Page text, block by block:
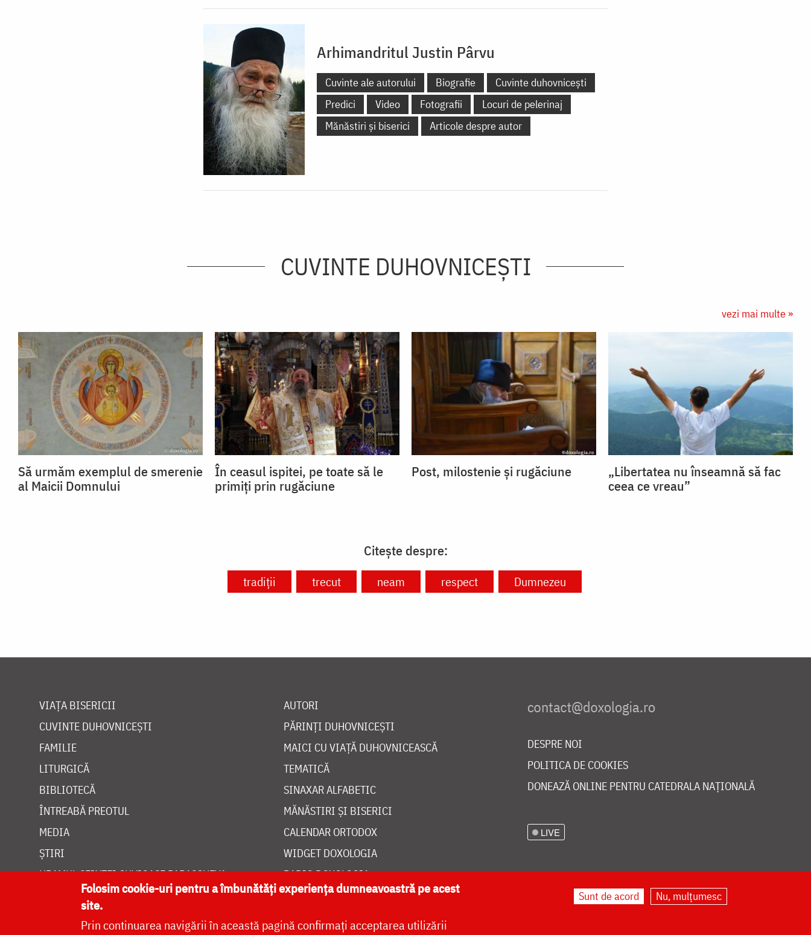
Arhimandritul Justin Pârvu
Cuvinte ale autorului Biografie
Cuvinte duhovnicești
Predici
Video Fotografii
Locuri de pelerinaj
Mănăstiri și biserici
Articole despre autor
CUVINTE DUHOVNICEȘTI
vezi mai multe »
Să urmăm exemplul de smerenie
al Maicii Domnului
În ceasul ispitei, pe toate să le
primiți prin rugăciune
Post, milostenie și rugăciune
„Libertatea nu înseamnă să fac
ceea ce vreau”
Citește despre:
tradiții trecut neam respect Dumnezeu
VIAȚA BISERICII
CUVINTE DUHOVNICEȘTI
FAMILIE
LITURGICĂ
BIBLIOTECĂ
ÎNTREABĂ PREOTUL
MEDIA
ȘTIRI
HRAMUL SFINTEI CUVIOASE PARASCHEVA
AUTORI
PĂRINȚI DUHOVNICEȘTI
MAICI CU VIAȚĂ DUHOVNICEASCĂ
TEMATICĂ
SINAXAR ALFABETIC
MĂNĂSTIRI ȘI BISERICI
CALENDAR ORTODOX
WIDGET DOXOLOGIA
RADIO DOXOLOGIA
DESPRE NOI
POLITICA DE COOKIES
DONEAZĂ ONLINE PENTRU CATEDRALA NAȚIONALĂ
LIVE
Folosim cookie-uri pentru a îmbunătăți experiența dumneavoastră pe acest
site.
Prin continuarea navigării în această pagină confirmați acceptarea utilizării
Sunt de acord Nu, mulțumesc